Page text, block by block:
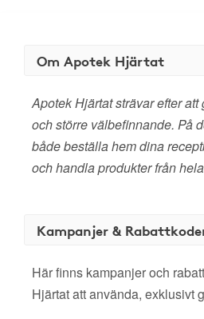
Om Apotek Hjärtat
Apotek Hjärtat strävar efter
och större välbefinnande. På
både beställa hem dina
och handla produkter från
Kampanjer &
Här finns kampanjer och
Hjärtat att använda, exklusivt